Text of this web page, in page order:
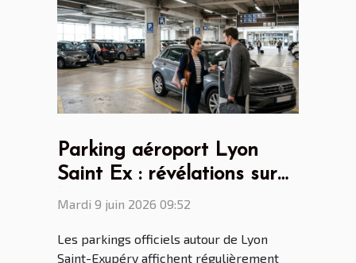
Parking aéroport Lyon
Saint Ex : révélations sur
les attentes des voyageurs
Mardi 9 juin 2026 09:52
Les parkings officiels autour de Lyon
Saint-Exupéry affichent régulièrement